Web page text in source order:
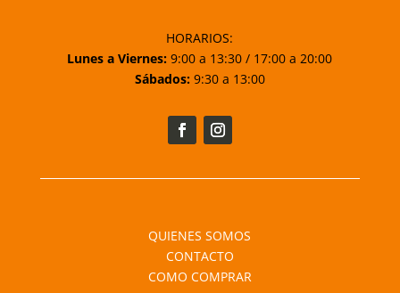
HORARIOS:
Lunes a Viernes: 9:00 a 13:30 / 17:00 a 20:00
Sábados:9:30 a 13:00
QUIENES SOMOS
CONTACTO
COMO COMPRAR